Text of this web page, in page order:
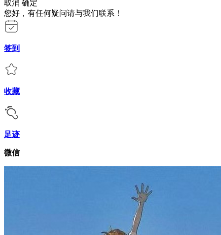
取消 确定
您好，有任何疑问请与我们联系！
签到
收藏
足迹
微信